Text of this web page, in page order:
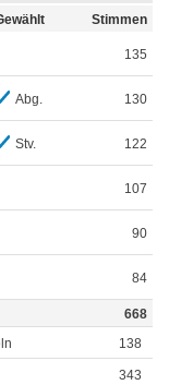
Stimmen
135
Abg. 130
Stv. 122
107
90
84
668
138
343